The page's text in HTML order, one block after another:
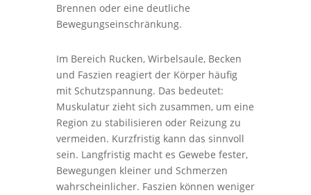
Brennen oder eine deutliche
Bewegungseinschränkung.
Im Bereich Rucken, Wirbelsaule, Becken
und Faszien reagiert der Körper häufig
mit Schutzspannung. Das bedeutet:
Muskulatur zieht sich zusammen, um eine
Region zu stabilisieren oder Reizung zu
vermeiden. Kurzfristig kann das sinnvoll
sein. Langfristig macht es Gewebe fester,
Bewegungen kleiner und Schmerzen
wahrscheinlicher. Faszien können weniger